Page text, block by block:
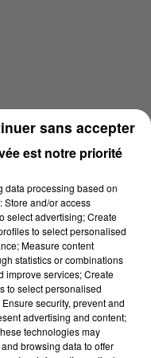
est notre priorité
data processing based on
Store and/or access
select advertising; Create
to select personalised
Measure content
statistics or combinations
improve services; Create
to select personalised
security, prevent and
advertising and content;
technologies may
browsing data to offer
sans accepter